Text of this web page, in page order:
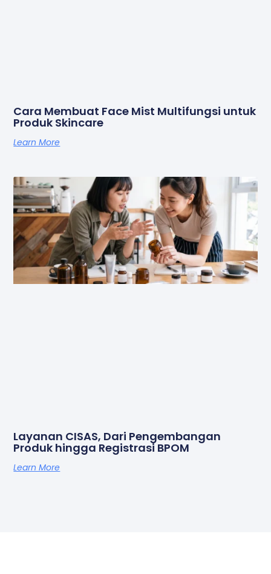
Cara Membuat Face Mist Multifungsi untuk
Produk Skincare
Learn More
Layanan CISAS, Dari Pengembangan
Produk hingga Registrasi BPOM
Learn More